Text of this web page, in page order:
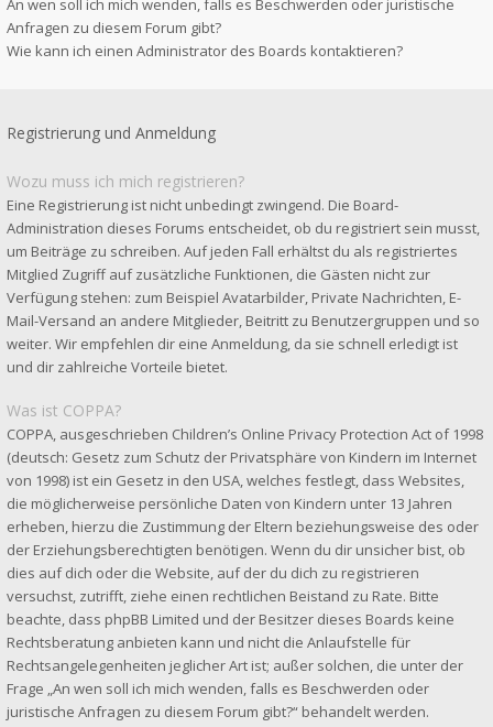
An wen soll ich mich wenden, falls es Beschwerden oder juristische
Anfragen zu diesem Forum gibt?
Wie kann ich einen Administrator des Boards kontaktieren?
Registrierung und Anmeldung
Wozu muss ich mich registrieren?
Eine Registrierung ist nicht unbedingt zwingend. Die Board-
Administration dieses Forums entscheidet, ob du registriert sein musst,
um Beiträge zu schreiben. Auf jeden Fall erhältst du als registriertes
Mitglied Zugriff auf zusätzliche Funktionen, die Gästen nicht zur
Verfügung stehen: zum Beispiel Avatarbilder, Private Nachrichten, E-
Mail-Versand an andere Mitglieder, Beitritt zu Benutzergruppen und so
weiter. Wir empfehlen dir eine Anmeldung, da sie schnell erledigt ist
und dir zahlreiche Vorteile bietet.
Was ist COPPA?
COPPA, ausgeschrieben Children’s Online Privacy Protection Act of 1998
(deutsch: Gesetz zum Schutz der Privatsphäre von Kindern im Internet
von 1998) ist ein Gesetz in den USA, welches festlegt, dass Websites,
die möglicherweise persönliche Daten von Kindern unter 13 Jahren
erheben, hierzu die Zustimmung der Eltern beziehungsweise des oder
der Erziehungsberechtigten benötigen. Wenn du dir unsicher bist, ob
dies auf dich oder die Website, auf der du dich zu registrieren
versuchst, zutrifft, ziehe einen rechtlichen Beistand zu Rate. Bitte
beachte, dass phpBB Limited und der Besitzer dieses Boards keine
Rechtsberatung anbieten kann und nicht die Anlaufstelle für
Rechtsangelegenheiten jeglicher Art ist; außer solchen, die unter der
Frage „An wen soll ich mich wenden, falls es Beschwerden oder
juristische Anfragen zu diesem Forum gibt?“ behandelt werden.